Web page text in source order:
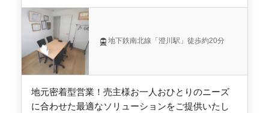
施工会社 -
地下鉄南北線「澄川駅」徒歩約20分
地元密着型営業！売主様お一人おひとりのニーズ
に合わせた最適なソリューションをご提供いたし